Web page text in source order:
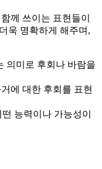
께 쓰이는 표현들이
욱 명확하게 해주며,
의미로 후회나 바람을
에 대한 후회를 표현
능력이나 가능성이